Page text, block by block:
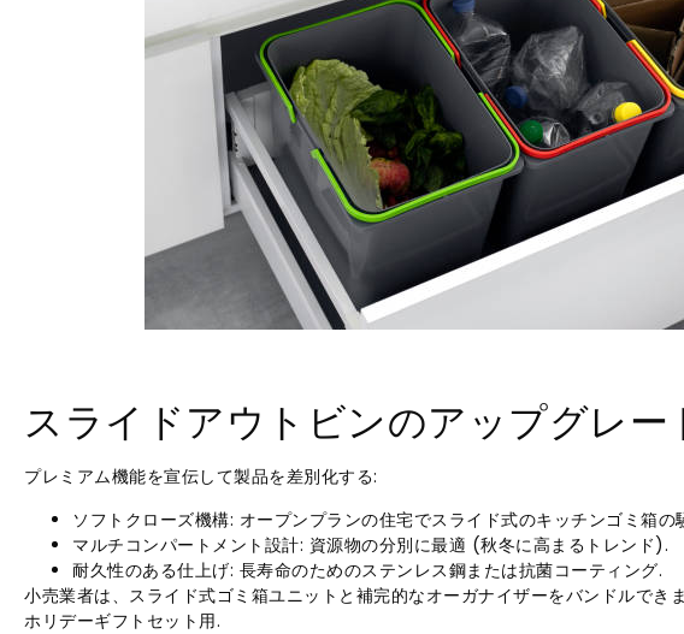
スライドアウトビンのアップグレー
プレミアム機能を宣伝して製品を差別化する:
ソフトクローズ機構: オープンプランの住宅でスライド式のキッチンゴミ箱の
マルチコンパートメント設計: 資源物の分別に最適 (秋冬に高まるトレンド).
耐久性のある仕上げ: 長寿命のためのステンレス鋼または抗菌コーティング.
小売業者は、スライド式ゴミ箱ユニットと補完的なオーガナイザーをバンドルで
ホリデーギフトセット用.